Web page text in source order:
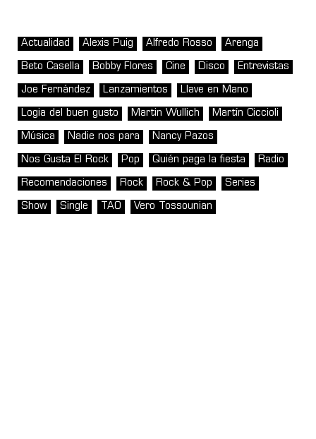
Actualidad Alexis Puig Alfredo Rosso Arenga
Beto Casella Bobby Flores Cine Disco Entrevistas
Joe Fernández Lanzamientos Llave en Mano
Logia del buen gusto Martin Wullich Martín Ciccioli
Música Nadie nos para Nancy Pazos
Nos Gusta El Rock Pop Quién paga la fiesta Radio
Recomendaciones Rock Rock & Pop Series
Show Single TAO Vero Tossounian